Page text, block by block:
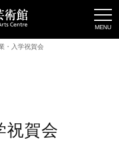
・入学祝賀会
祝賀会